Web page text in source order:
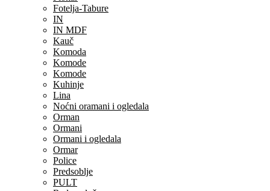
Fotelja-Tabure
IN
IN MDF
Kauč
Komoda
Komode
Komode
Kuhinje
Lina
Noćni oramani i ogledala
Orman
Ormani
Ormani i ogledala
Ormar
Police
Predsoblje
PULT